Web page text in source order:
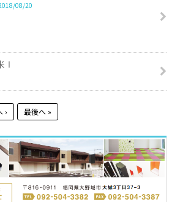
08/20
Ⅰ
› 最後へ »